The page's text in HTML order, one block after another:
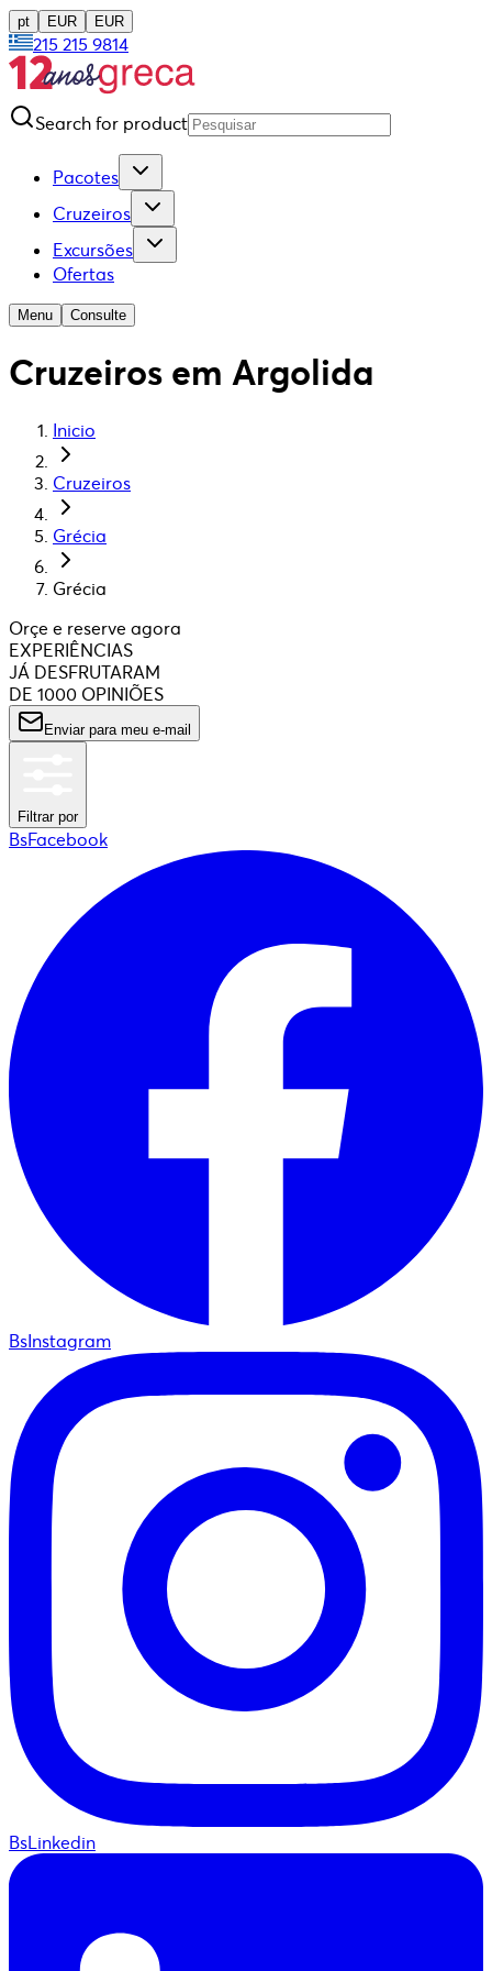
pt EUR EUR
215 215 9814
Search for product
Pacotes
Cruzeiros
Excursões
Ofertas
Menu Consulte
Cruzeiros em Argolida
Inicio
Cruzeiros
Grécia
Grécia
Orçe e reserve agora
EXPERIÊNCIAS
JÁ DESFRUTARAM
DE 1000 OPINIÕES
Enviar para meu e-mail
Filtrar por
BsFacebook
BsInstagram
BsLinkedin